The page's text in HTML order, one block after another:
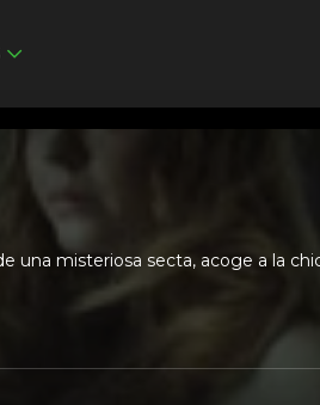
misteriosa secta, acoge a la